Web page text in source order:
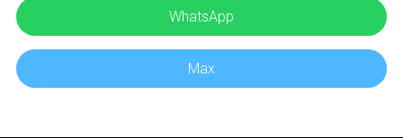
WhatsApp
Max